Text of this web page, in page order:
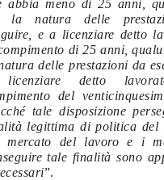
abbia meno di 25 anni,
la natura delle
e a licenziare detto
di 25 anni,
delle prestazioni da
detto
del
tale disposizione
legittima di politica del
mercato del lavoro e i
tale finalità sono
”.